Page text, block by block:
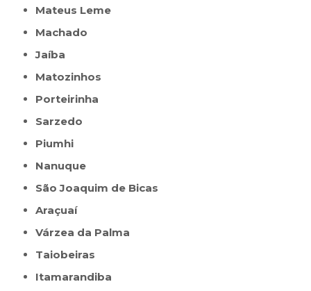
Mateus Leme
Machado
Jaíba
Matozinhos
Porteirinha
Sarzedo
Piumhi
Nanuque
São Joaquim de Bicas
Araçuaí
Várzea da Palma
Taiobeiras
Itamarandiba